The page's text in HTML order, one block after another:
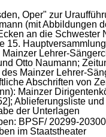
Oper" zur
(mitAbbildungen
an die Schwester
15. Hauptversammlung
Mainzer Lehrer-
Otto Naumann;
des Mainzer Lehrer-
Abschriften von
: Mainzer
; Ablieferungsliste und
der Unterlagen
BPSF/20299-
im Staatstheater